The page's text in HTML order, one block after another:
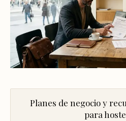
Mentoría Gastronómica
Transformación Digital
Arquitectura Gastronómica
Inversores Internacionales
Escandallos de restaurante
Ingeniería de menú
Carta rentable
Atraer clientes
Glosario
Solicitar
Planes de negocio y
para